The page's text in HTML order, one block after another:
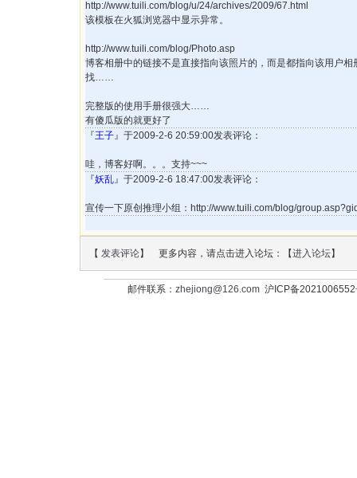
http://www.tuili.com/blog/u/24/archives/2009/67.html
该模板在火狐浏览器中显示异常。
http://www.tuili.com/blog/Photo.asp
博客相册中的链接不是直接指向该照片的，而是都指向该用户
找……
完整版的使用手册很强大……
有傻瓜版的就更好了
『王子』于2009-2-6 20:59:00发表评论：
哇，博客好啊。。。支持~~~
『妖乱』于2009-2-6 18:47:00发表评论：
宣传一下原创推理小组：http://www.tuili.com/blog/
【 发表评论】 更多内容，请点击进入论坛：【进入论坛】
邮件联系： zhejiong@126.com沪ICP备